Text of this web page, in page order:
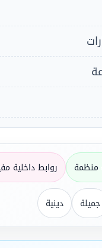
منظمة روابط داخلية
جميلة دينية